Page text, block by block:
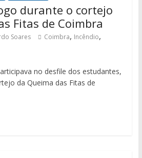
durante o cortejo
Fitas de Coimbra
Soares Coimbra, Incêndio,
no desfile dos estudantes,
da Queima das Fitas de